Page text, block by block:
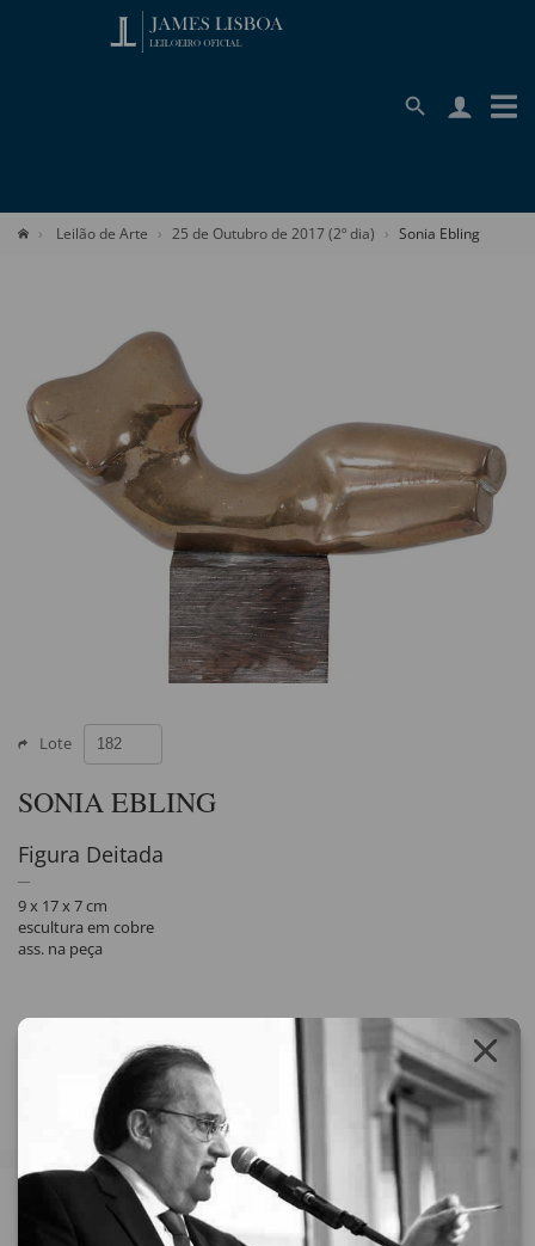
Leilão de Arte 25 de Outubro de 2017 (2º dia) Sonia Ebling
Lote
SONIA EBLING
Figura Deitada
9 x 17 x 7 cm
escultura em cobre
ass. na peça
Compartilhar
Veja também